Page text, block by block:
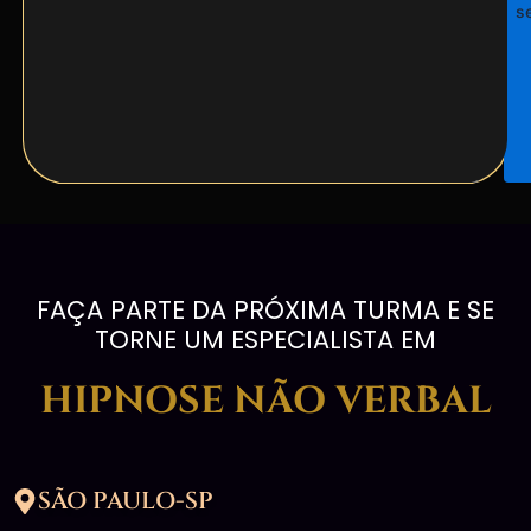
FAÇA PARTE DA PRÓXIMA TURMA E SE
TORNE UM ESPECIALISTA EM
HIPNOSE NÃO VERBAL
SÃO PAULO-SP